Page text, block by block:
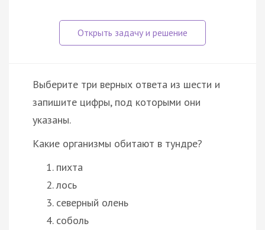
Выберите три верных ответа из шести и
запишите цифры, под которыми они
указаны.
Какие организмы обитают в тундре?
пихта
лось
северный олень
соболь